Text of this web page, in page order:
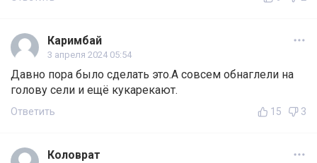
Каримбай
3 апреля 2024 05:54
Давно пора было сделать это.А совсем обнаглели на
голову сели и ещё кукарекают.
Ответить 15 3
Коловрат